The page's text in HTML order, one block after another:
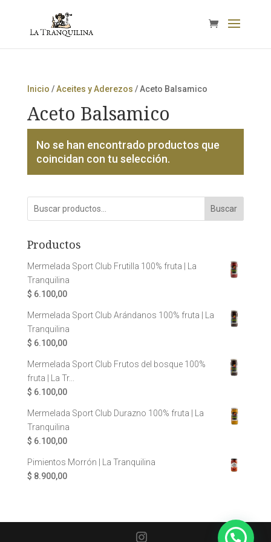
Inicio /Aceites y Aderezos / Aceto Balsamico
Aceto Balsamico
No se han encontrado productos que
coincidan con tu selección.
Buscar
Productos
Mermelada Sport Club Frutilla 100% fruta | La
Tranquilina
$ 6.100,00
Mermelada Sport Club Arándanos 100% fruta | La
Tranquilina
$ 6.100,00
Mermelada Sport Club Frutos del bosque 100%
fruta | La Tr...
$ 6.100,00
Mermelada Sport Club Durazno 100% fruta | La
Tranquilina
$ 6.100,00
Pimientos Morrón | La Tranquilina
$ 8.900,00